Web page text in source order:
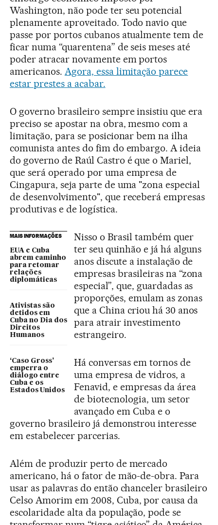
Washington, não pode ter seu potencial
plenamente aproveitado. Todo navio que
passe por portos cubanos atualmente tem de
ficar numa “quarentena” de seis meses até
poder atracar novamente em portos
americanos. Agora, essa limitação parece
estar prestes a acabar.
O governo brasileiro sempre insistiu que era
preciso se apostar na obra, mesmo com a
limitação, para se posicionar bem na ilha
comunista antes do fim do embargo. A ideia
do governo de Raúl Castro é que o Mariel,
que será operado por uma empresa de
Cingapura, seja parte de uma "zona especial
de desenvolvimento", que receberá empresas
produtivas e de logística.
MAIS INFORMAÇÕES
EUA e Cuba
abrem caminho
para retomar
relações
diplomáticas
Ativistas são
detidos em
Cuba no Dia dos
Direitos
Humanos
‘Caso Gross’
emperra o
diálogo entre
Cuba e os
Estados Unidos
Nisso o Brasil também quer
ter seu quinhão e já há alguns
anos discute a instalação de
empresas brasileiras na “zona
especial”, que, guardadas as
proporções, emulam as zonas
que a China criou há 30 anos
para atrair investimento
estrangeiro.
Há conversas em tornos de
uma empresa de vidros, a
Fenavid, e empresas da área
de biotecnologia, um setor
avançado em Cuba e o
governo brasileiro já demonstrou interesse
em estabelecer parcerias.
Além de produzir perto de mercado
americano, há o fator de mão-de-obra. Para
usar as palavras do então chanceler brasileiro
Celso Amorim em 2008, Cuba, por causa da
escolaridade alta da população, pode se